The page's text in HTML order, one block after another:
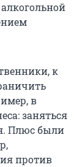
к
в
заняться
Плюс были
против